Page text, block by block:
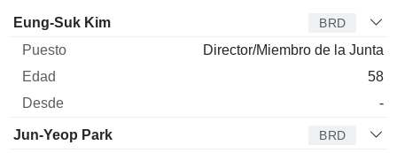
Administrador Puesto
Eung-Suk Kim BRD
Director/Miembro de la Junta
58
-
Jun-Yeop Park BRD